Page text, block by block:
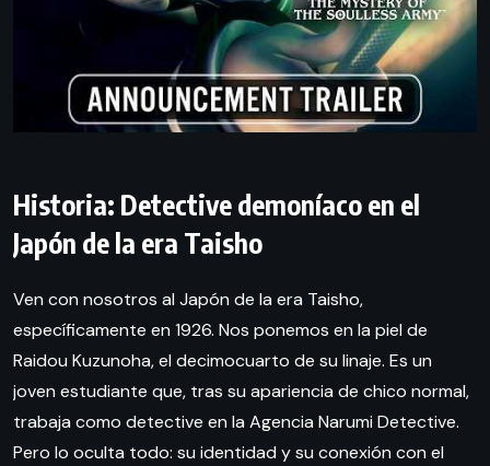
Historia: Detective demoníaco en el
Japón de la era Taisho
Ven con nosotros al Japón de la era Taisho,
específicamente en 1926. Nos ponemos en la piel de
Raidou Kuzunoha, el decimocuarto de su linaje. Es un
joven estudiante que, tras su apariencia de chico normal,
trabaja como detective en la Agencia Narumi Detective.
Pero lo oculta todo: su identidad y su conexión con el